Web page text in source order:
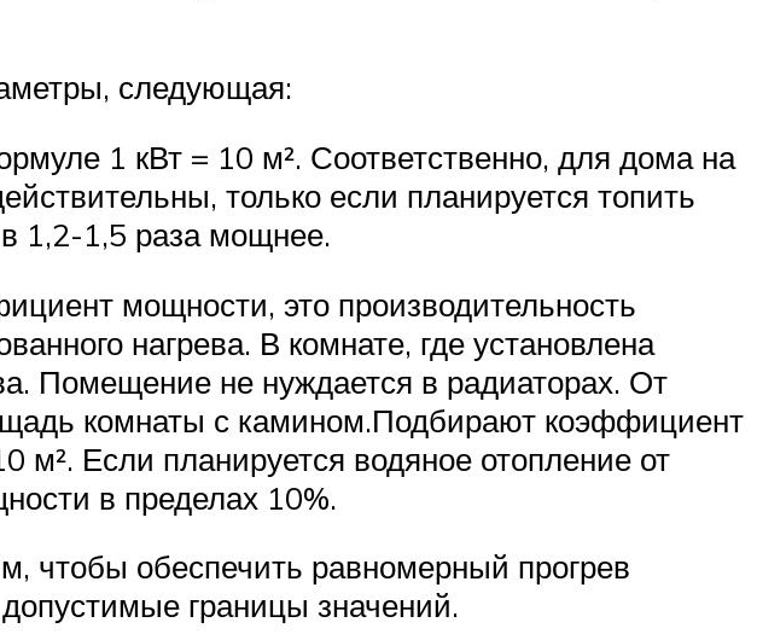
следующая:
1 кВт = 10 м². Соответственно, для дома на
только если планируется топить
1,2-1,5 раза мощнее.
мощности, это производительность
нагрева. В комнате, где установлена
Помещение не нуждается в радиаторах. От
комнаты с камином.Подбирают коэффициент
м². Если планируется водяное отопление от
в пределах 10%.
чтобы обеспечить равномерный прогрев
границы значений.